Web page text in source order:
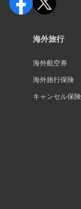
海外旅行
海外航空券
海外旅行保険
キャンセル保険